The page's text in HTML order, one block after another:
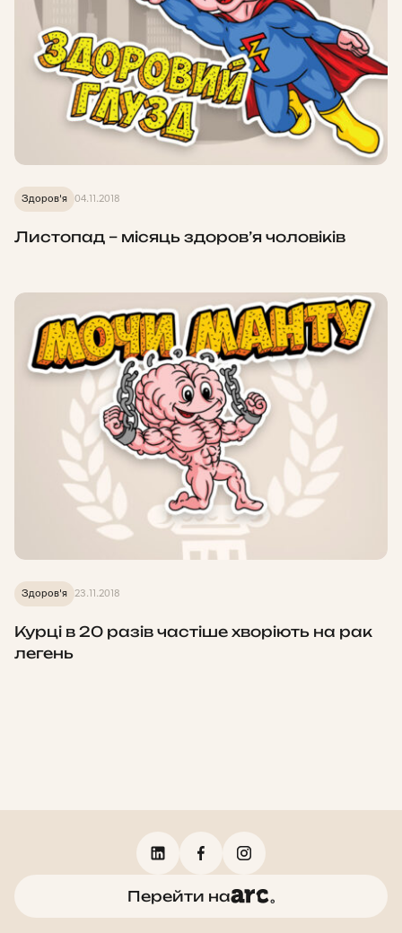
Здоров'я 04.11.2018
Листопад – місяць здоров’я чоловіків
Здоров'я 23.11.2018
Курці в 20 разів частіше хворіють на рак
легень
Перейти на